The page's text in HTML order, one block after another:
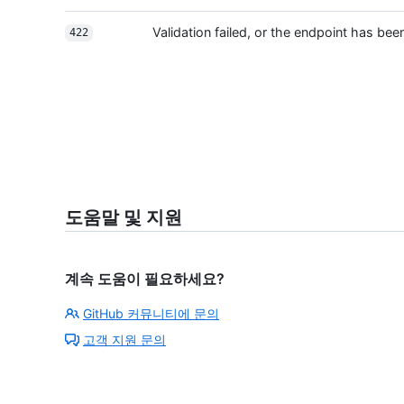
422 Validation failed, or the endpoint has
도움말 및 지원
계속 도움이 필요하세요?
GitHub 커뮤니티에 문의
고객 지원 문의